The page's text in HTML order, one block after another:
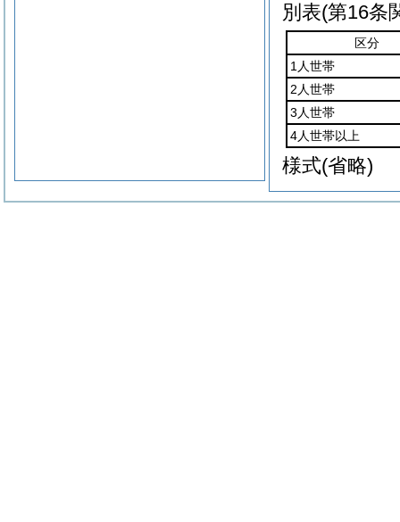
別表(第16条
区分
1人世帯
2人世帯
3人世帯
4人世帯以上
様式(省略)